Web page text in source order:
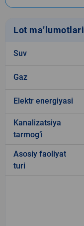
Lot ma’lumotlari
Suv
Gaz
Elektr energiyasi
Kanalizatsiya
tarmogʼi
Аsosiy faoliyat
turi